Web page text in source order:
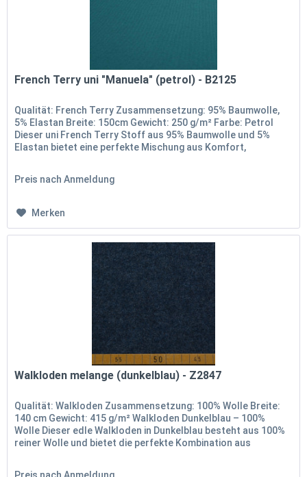
French Terry uni "Manuela" (petrol) - B2125
Qualität: French Terry Zusammensetzung: 95% Baumwolle,
5% Elastan Breite: 150cm Gewicht: 250 g/m² Farbe: Petrol
Dieser uni French Terry Stoff aus 95% Baumwolle und 5%
Elastan bietet eine perfekte Mischung aus Komfort,
Preis nach Anmeldung
Merken
Walkloden melange (dunkelblau) - Z2847
Qualität: Walkloden Zusammensetzung: 100% Wolle Breite:
140 cm Gewicht: 415 g/m² Walkloden Dunkelblau – 100%
Wolle Dieser edle Walkloden in Dunkelblau besteht aus 100%
reiner Wolle und bietet die perfekte Kombination aus
Preis nach Anmeldung